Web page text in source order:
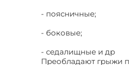
- поясничные;
- боковые;
- седалищные и др
Преобладают грыжи